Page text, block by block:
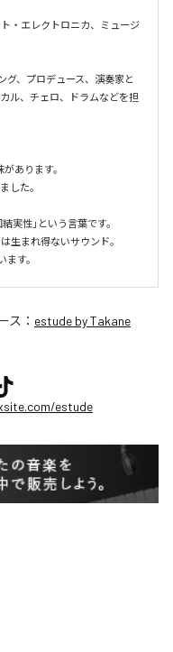
・エレクトロニカ、ミュージ
グ、プロデュース、演奏家と
ル、チェロ、ドラムなどを担
があります。
した。
実性」という言葉です。
生まれ得ないサウンド。
す。
ス： estude by Takane
estude